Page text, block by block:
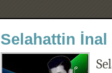
Selahattin İnal